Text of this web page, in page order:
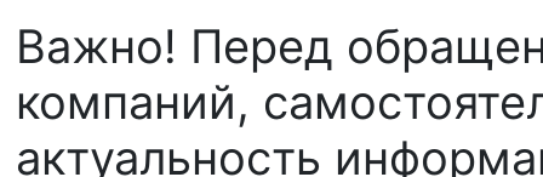
Важно! Перед
компаний,
актуальность